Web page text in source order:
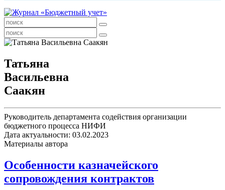
Татьяна
Васильевна
Саакян
Руководитель департамента содействия организации
бюджетного процесса НИФИ
Дата актуальности: 03.02.2023
Материалы автора
Особенности казначейского
сопровождения контрактов